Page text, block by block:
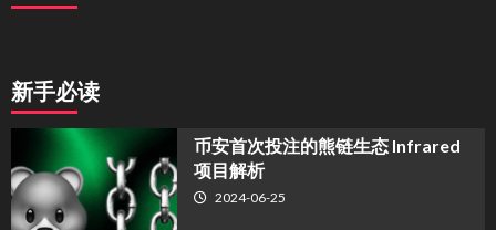
新手必读
币安首次投注的熊链生态 Infrared
项目解析
2024-06-25